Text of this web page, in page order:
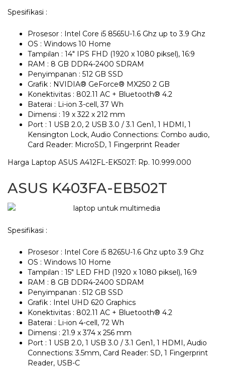
Spesifikasi :
Prosesor : Intel Core i5 8565U-1.6 Ghz up to 3.9 Ghz
OS : Windows 10 Home
Tampilan : 14″ IPS FHD (1920 x 1080 piksel), 16:9
RAM : 8 GB DDR4-2400 SDRAM
Penyimpanan : 512 GB SSD
Grafik : NVIDIA® GeForce® MX250 2 GB
Konektivitas : 802.11 AC + Bluetooth® 4.2
Baterai : Li-ion 3-cell, 37 Wh
Dimensi : 19 x 322 x 212 mm
Port : 1 USB 2.0, 2 USB 3.0 / 3.1 Gen1, 1 HDMI, 1
Kensington Lock, Audio Connections: Combo audio,
Card Reader: MicroSD, 1 Fingerprint Reader
Harga Laptop ASUS A412FL-EK502T: Rp. 10.999.000
ASUS K403FA-EB502T
Spesifikasi :
Prosesor : Intel Core i5 8265U-1.6 Ghz upto 3.9 Ghz
OS : Windows 10 Home
Tampilan : 15″ LED FHD (1920 x 1080 piksel), 16:9
RAM : 8 GB DDR4-2400 SDRAM
Penyimpanan : 512 GB SSD
Grafik : Intel UHD 620 Graphics
Konektivitas : 802.11 AC + Bluetooth® 4.2
Baterai : Li-ion 4-cell, 72 Wh
Dimensi : 21.9 x 374 x 256 mm
Port : 1 USB 2.0, 1 USB 3.0 / 3.1 Gen1, 1 HDMI, Audio
Connections: 3.5mm, Card Reader: SD, 1 Fingerprint
Reader, USB-C